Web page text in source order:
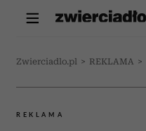
Zwierciadlo.pl > REKLAMA >
REKLAMA